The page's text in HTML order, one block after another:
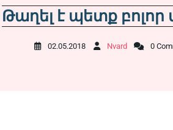
Թաղել է պետք բոլոր
02.05.2018 Nvard 0